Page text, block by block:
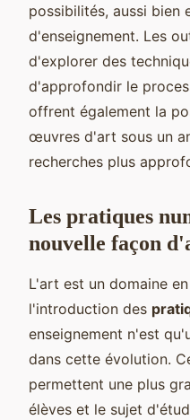
possibilités, aussi bien
d'enseignement. Les
d'explorer des
d'approfondir le
offrent également la
œuvres d'art sous un
recherches plus
Les pratiques
nouvelle façon
L'art est un domaine
l'introduction des
enseignement n'est
dans cette évolution.
permettent une plus
élèves et le sujet